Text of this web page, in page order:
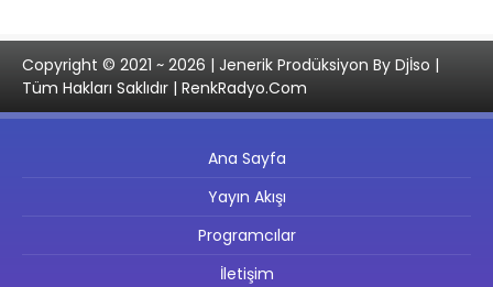
Copyright © 2021 ~ 2026 | Jenerik Prodüksiyon By Djİso |
Tüm Hakları Saklıdır | RenkRadyo.Com
Ana Sayfa
Yayın Akışı
Programcılar
İletişim